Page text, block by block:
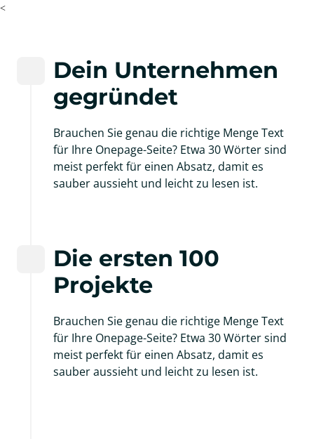
<
Dein Unternehmen
gegründet
Brauchen Sie genau die richtige Menge Text
für Ihre Onepage-Seite? Etwa 30 Wörter sind
meist perfekt für einen Absatz, damit es
sauber aussieht und leicht zu lesen ist.
Die ersten 100
Projekte
Brauchen Sie genau die richtige Menge Text
für Ihre Onepage-Seite? Etwa 30 Wörter sind
meist perfekt für einen Absatz, damit es
sauber aussieht und leicht zu lesen ist.